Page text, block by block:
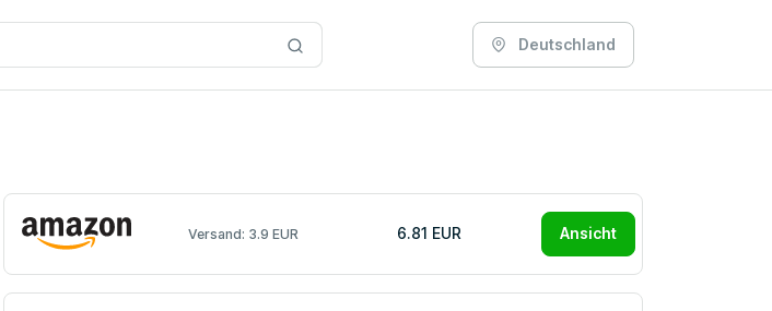
Deutschland
Versand: 3.9 EUR 6.81 EUR Ansicht